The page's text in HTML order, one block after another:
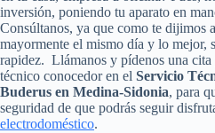
inversión, poniendo tu aparato en
Consúltanos, ya que como te dijimos
mayormente el mismo día y lo mejor,
rapidez. Llámanos y pídenos una cita
técnico conocedor en el Servicio
Buderus en Medina-Sidonia, para
seguridad de que podrás seguir
electrodoméstico.